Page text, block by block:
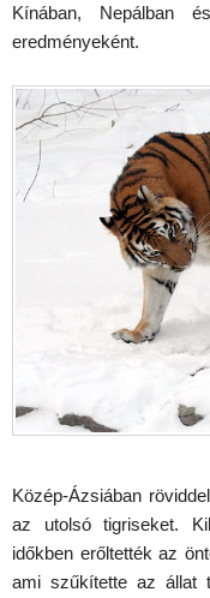
Kínában, Nepálban
eredményeként.
Közép-Ázsiában
az utolsó tigriseket.
időkben erőltették az
ami szűkítette az állat